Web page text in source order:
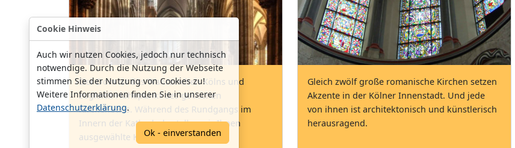
Der Dom ist das Wahrzeichen Kölns und
zugleich Höhepunkt des gotischen
Kirchenbaus. Während des Rundgangs im
Innern der Kathedrale stellen wir Ihnen
ausgewählte Kunstwerke vor.
Gleich zwölf große romanische Kirchen setzen
Akzente in der Kölner Innenstadt. Und jede
von ihnen ist architektonisch und künstlerisch
herausragend.
Cookie Hinweis
Auch wir nutzen Cookies, jedoch nur technisch
notwendige. Durch die Nutzung der Webseite
stimmen Sie der Nutzung von Cookies zu!
Weitere Informationen finden Sie in unserer
Datenschutzerklärung.
Ok - einverstanden